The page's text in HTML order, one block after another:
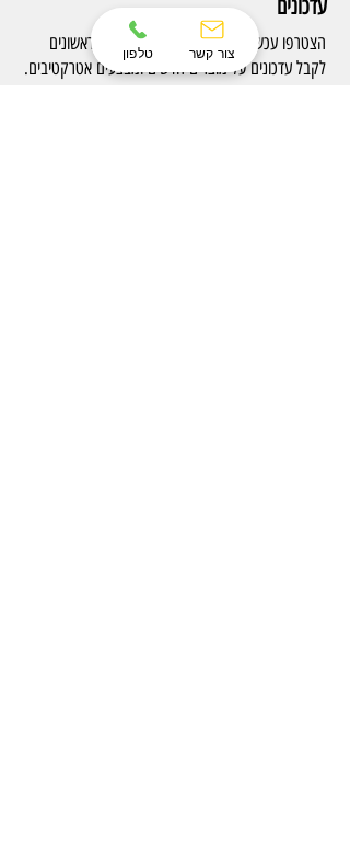
עדכונים
הצטרפו עכשיו לניוזלטר של Eterno והיו הראשונים
לקבל עדכונים על מוצרים חדשים ומבצעים אטרקטיבים.
טלפון צור קשר